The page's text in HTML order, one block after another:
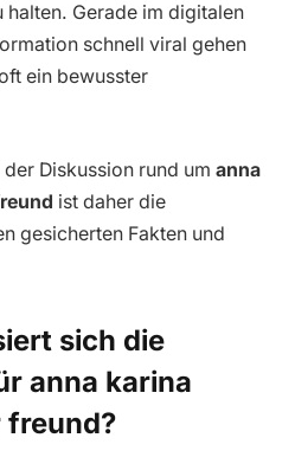
Gerade im digitalen
schnell viral gehen
ein bewusster
Diskussion rund um anna
ist daher die
gesicherten Fakten und
sich die
anna karina
freund?